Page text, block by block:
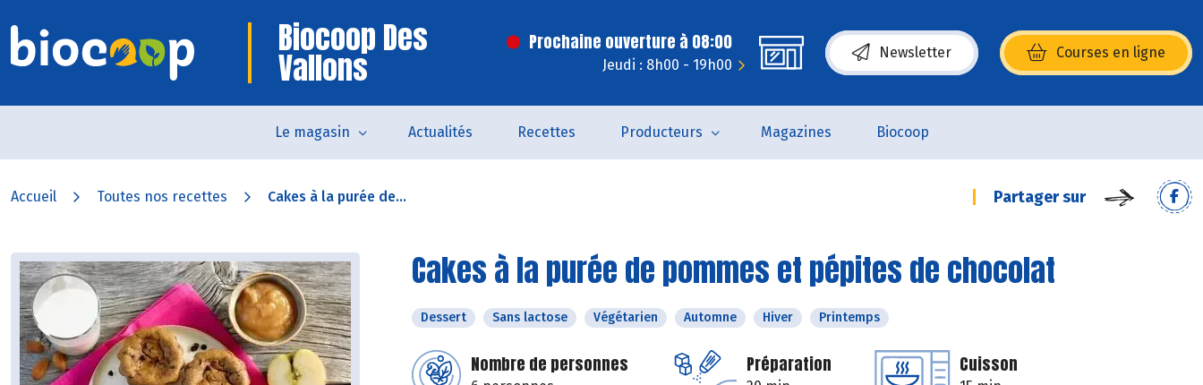
Biocoop Des
Vallons
Prochaine ouverture à 08:00
Jeudi : 8h00 - 19h00
Newsletter Courses en ligne
(s’ouvre dans une nouvelle fenêtre)
Le magasin Actualités Recettes Producteurs Magazines Biocoop
Accueil Toutes nos recettes Cakes à la purée de... Partager sur
Cakes à la purée de pommes et pépites de chocolat
Dessert Sans lactose Végétarien Automne Hiver Printemps
Nombre de personnes Préparation Cuisson